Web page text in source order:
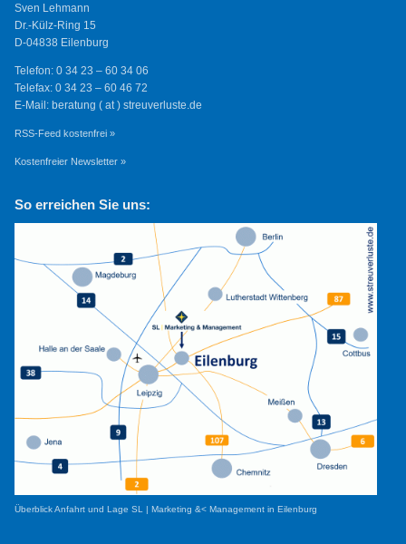
Sven Lehmann
Dr.-Külz-Ring 15
D-04838 Eilenburg
Telefon: 0 34 23 – 60 34 06
Telefax: 0 34 23 – 60 46 72
E-Mail: beratung ( at ) streuverluste.de
RSS-Feed kostenfrei »
Kostenfreier Newsletter »
So erreichen Sie uns:
Überblick Anfahrt und Lage SL | Marketing &< Management in Eilenburg